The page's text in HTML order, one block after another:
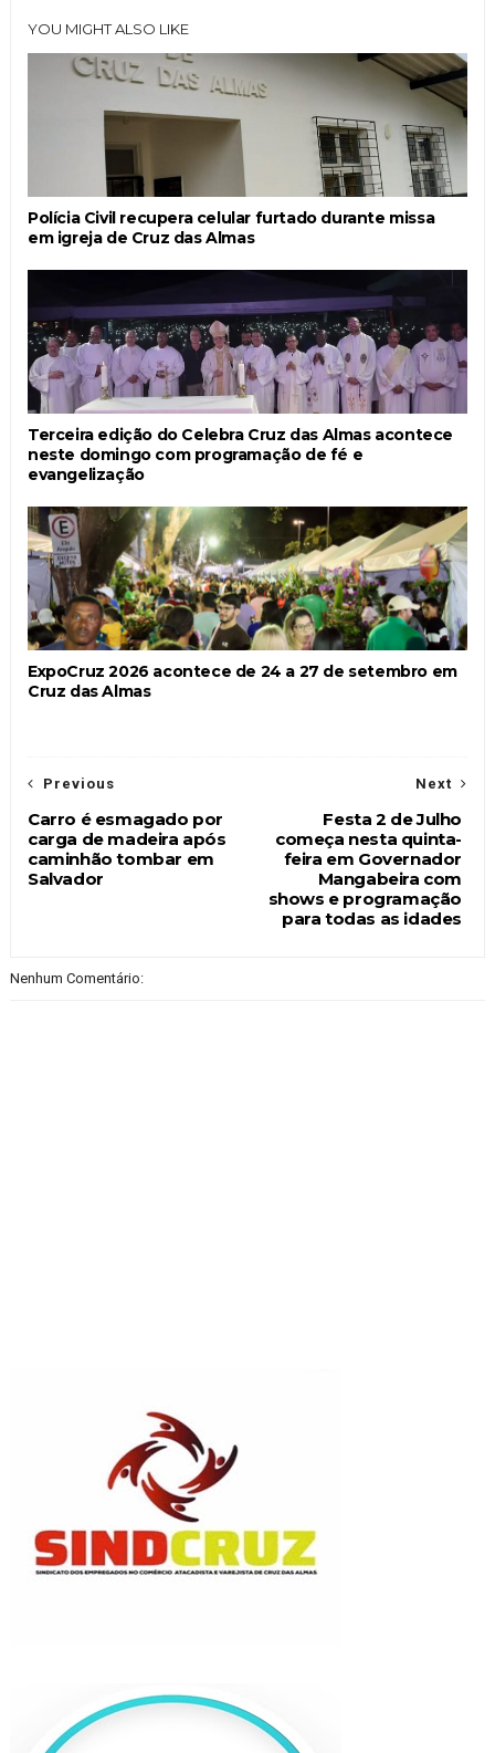
YOU MIGHT ALSO LIKE
Polícia Civil recupera celular furtado durante missa
em igreja de Cruz das Almas
Terceira edição do Celebra Cruz das Almas acontece
neste domingo com programação de fé e
evangelização
ExpoCruz 2026 acontece de 24 a 27 de setembro em
Cruz das Almas
Next
Festa 2 de Julho
começa nesta quinta-
feira em Governador
Mangabeira com
shows e programação
para todas as idades
Previous
Carro é esmagado por
carga de madeira após
caminhão tombar em
Salvador
Nenhum Comentário: